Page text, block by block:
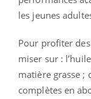
les jeunes
Pour profiter
miser sur :
matière grasse ;
complètes en